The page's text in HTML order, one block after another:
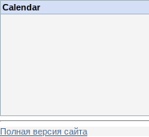
Calendar
Полная версия сайта